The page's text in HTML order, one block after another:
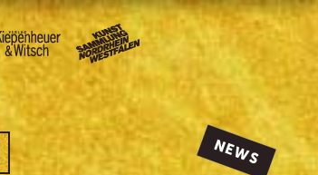
NEWS